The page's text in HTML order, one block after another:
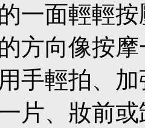
一面輕輕
方向像按
手輕拍、
片、妝前